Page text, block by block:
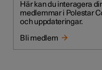
Här kan du interagera
medlemmar i Polestar
och uppdateringar.
Bli medlem